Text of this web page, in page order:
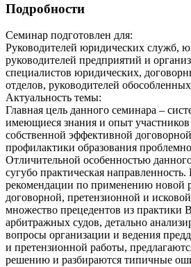
Подробности
Семинар подготовлен для:
Руководителей юридических служб,
руководителей предприятий и
специалистов юридических,
отделов, руководителей
Актуальность темы:
Главная цель данного семинара –
имеющиеся знания и опыт участников
собственной эффективной
профилактики образования
Отличительной особенностью
сугубо практическая
рекомендации по применению новой
договорной, претензионной и исковой
множество прецедентов из
арбитражных судов, детально
вопросы организации и ведения
и претензионной работы,
решению и разбираются типичные